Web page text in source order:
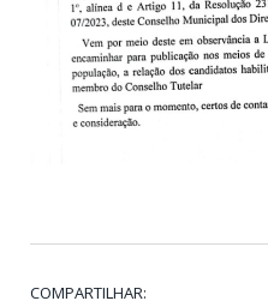
COMPARTILHAR: